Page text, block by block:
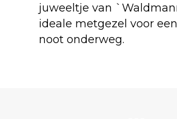
juweeltje van
ideale metgezel voor
noot onderweg.